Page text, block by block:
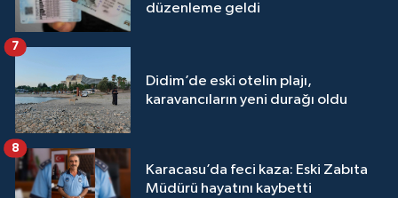
düzenleme geldi
Didim’de eski otelin plajı,
karavancıların yeni durağı oldu
7
Karacasu’da feci kaza: Eski Zabıta
Müdürü hayatını kaybetti
8